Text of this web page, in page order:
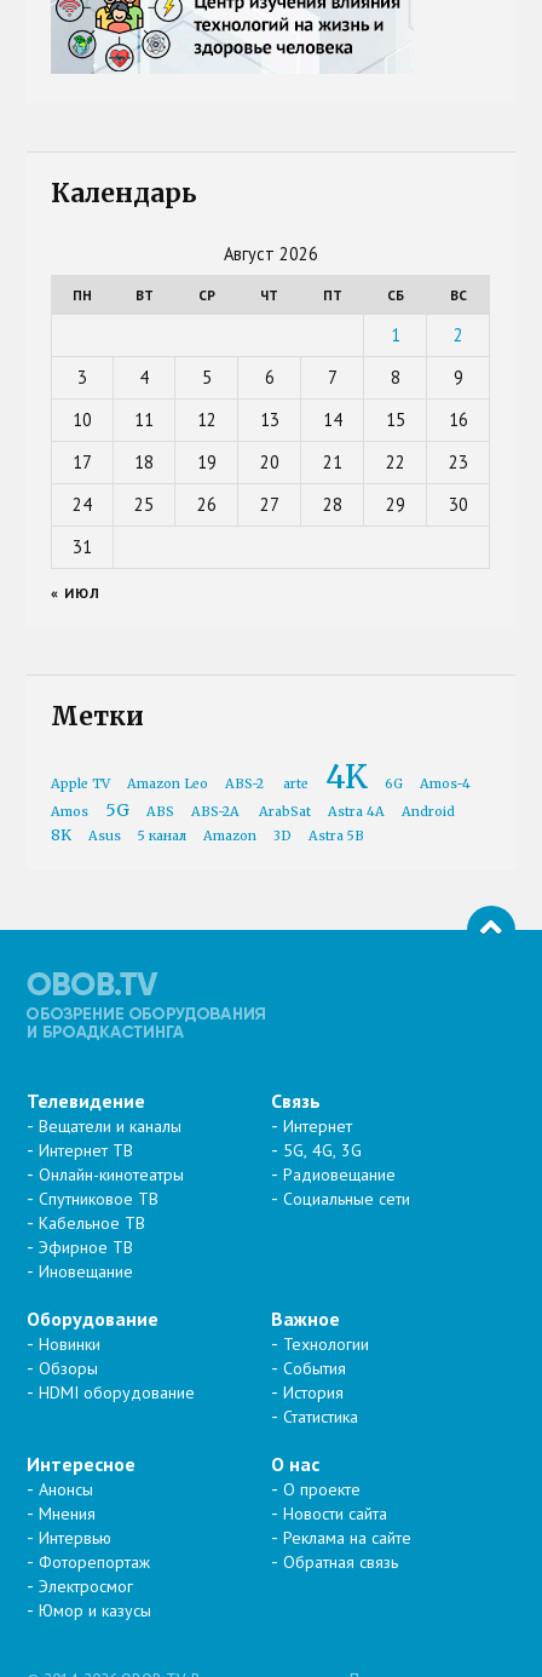
Календарь
Август 2026
ПН ВТ СР ЧТ ПТ СБ ВС
1
2
3
4 5 6 7 8
9
10
11 12 13 14 15
16
17
18 19 20 21 22
23
24
25 26 27 28 29
30
31
« ИЮЛ
Метки
Apple TV Amazon Leo ABS-2 arte 4K 6G
Amos-4
Amos
5G ABS ABS-2A ArabSat Astra 4A Android
8K Asus 5 канал Amazon 3D Astra 5B
Телевидение
Вещатели и каналы
Интернет ТВ
Онлайн-кинотеатры
Спутниковое ТВ
Кабельное ТВ
Эфирное ТВ
Иновещание
Связь
Интернет
5G, 4G, 3G
Радиовещание
Социальные сети
Оборудование
Новинки
Обзоры
HDMI оборудование
Важное
Технологии
События
История
Статистика
Интересное
Анонсы
Мнения
Интервью
Фоторепортаж
Электросмог
Юмор и казусы
О нас
О проекте
Новости сайта
Реклама на сайте
Обратная связь